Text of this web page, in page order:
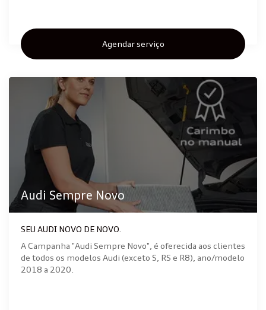
Agendar serviço
Audi Sempre Novo
SEU AUDI NOVO DE NOVO.
A Campanha "Audi Sempre Novo", é oferecida aos clientes
de todos os modelos Audi (exceto S, RS e R8), ano/modelo
2018 a 2020.